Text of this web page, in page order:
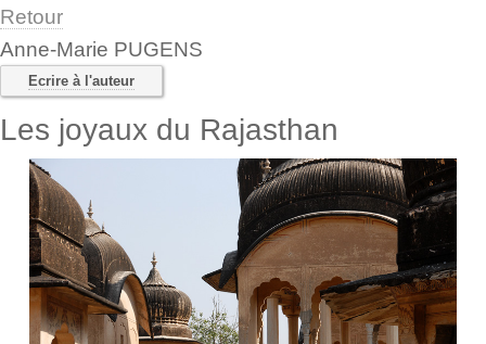
Retour
Anne-Marie PUGENS
Ecrire à l'auteur
Les joyaux du Rajasthan